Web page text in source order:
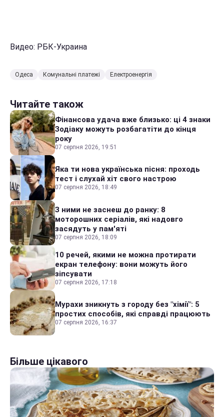
Видео: РБК-Украина
Одеса Комунальні платежі Електроенергія
Читайте також
Фінансова удача вже близько: ці 4 знаки
Зодіаку можуть розбагатіти до кінця
року
07 серпня 2026, 19:51
Яка ти нова українська пісня: проходь
тест і слухай хіт свого настрою
07 серпня 2026, 18:49
З ними не заснеш до ранку: 8
моторошних серіалів, які надовго
засядуть у пам'яті
07 серпня 2026, 18:09
10 речей, якими не можна протирати
екран телефону: вони можуть його
зіпсувати
07 серпня 2026, 17:18
Мурахи зникнуть з городу без "хімії": 5
простих способів, які справді працюють
07 серпня 2026, 16:37
Більше цікавого